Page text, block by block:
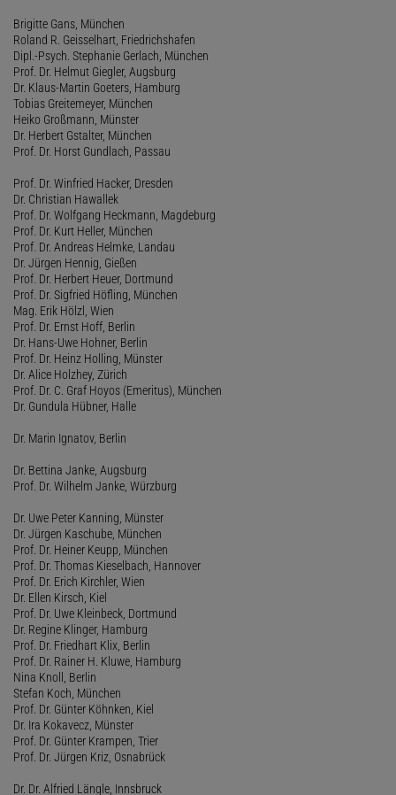
Brigitte Gans, München
Roland R. Geisselhart, Friedrichshafen
Dipl.-Psych. Stephanie Gerlach, München
Prof. Dr. Helmut Giegler, Augsburg
Dr. Klaus-Martin Goeters, Hamburg
Tobias Greitemeyer, München
Heiko Großmann, Münster
Dr. Herbert Gstalter, München
Prof. Dr. Horst Gundlach, Passau
Prof. Dr. Winfried Hacker, Dresden
Dr. Christian Hawallek
Prof. Dr. Wolfgang Heckmann, Magdeburg
Prof. Dr. Kurt Heller, München
Prof. Dr. Andreas Helmke, Landau
Dr. Jürgen Hennig, Gießen
Prof. Dr. Herbert Heuer, Dortmund
Prof. Dr. Sigfried Höfling, München
Mag. Erik Hölzl, Wien
Prof. Dr. Ernst Hoff, Berlin
Dr. Hans-Uwe Hohner, Berlin
Prof. Dr. Heinz Holling, Münster
Dr. Alice Holzhey, Zürich
Prof. Dr. C. Graf Hoyos (Emeritus), München
Dr. Gundula Hübner, Halle
Dr. Marin Ignatov, Berlin
Dr. Bettina Janke, Augsburg
Prof. Dr. Wilhelm Janke, Würzburg
Dr. Uwe Peter Kanning, Münster
Dr. Jürgen Kaschube, München
Prof. Dr. Heiner Keupp, München
Prof. Dr. Thomas Kieselbach, Hannover
Prof. Dr. Erich Kirchler, Wien
Dr. Ellen Kirsch, Kiel
Prof. Dr. Uwe Kleinbeck, Dortmund
Dr. Regine Klinger, Hamburg
Prof. Dr. Friedhart Klix, Berlin
Prof. Dr. Rainer H. Kluwe, Hamburg
Nina Knoll, Berlin
Stefan Koch, München
Prof. Dr. Günter Köhnken, Kiel
Dr. Ira Kokavecz, Münster
Prof. Dr. Günter Krampen, Trier
Prof. Dr. Jürgen Kriz, Osnabrück
Dr. Dr. Alfried Längle, Innsbruck